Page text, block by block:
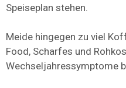
Speiseplan stehen.
Meide hingegen zu viel
Food, Scharfes und
Wechseljahressymptome